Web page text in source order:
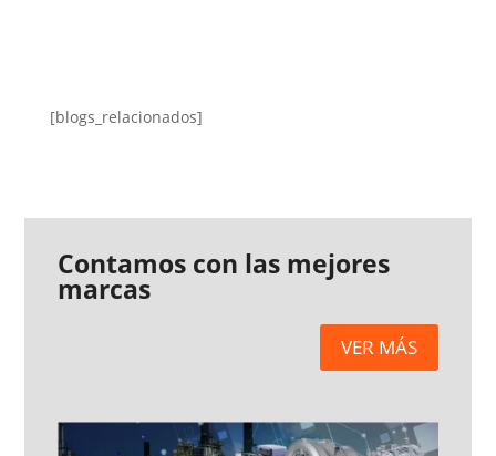
[blogs_relacionados]
Contamos con las mejores
marcas
VER MÁS